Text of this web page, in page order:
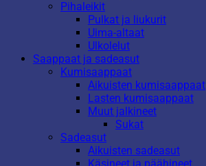
Pihaleikit
Pulkat ja liukurit
Uima-altaat
Ulkolelut
Saappaat ja sadeasut
Kumisaappaat
Aikuisten kumisaappaat
Lasten kumisaappaat
Muut jalkineet
Sukat
Sadeasut
Aikuisten sadeasut
Käsineet ja päähineet